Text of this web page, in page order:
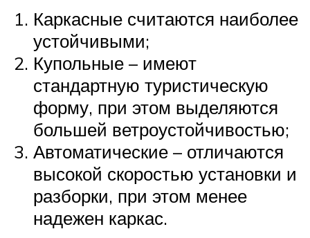
Каркасные считаются наиболее
устойчивыми;
Купольные – имеют
стандартную туристическую
форму, при этом выделяются
большей ветроустойчивостью;
Автоматические – отличаются
высокой скоростью установки и
разборки, при этом менее
надежен каркас.